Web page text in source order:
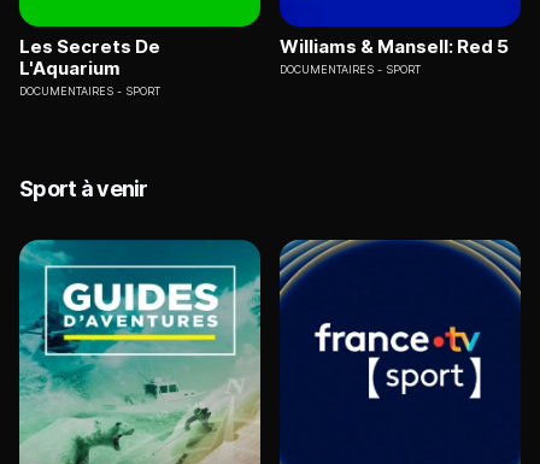
Les Secrets De
L'Aquarium
DOCUMENTAIRES SPORT
Williams & Mansell: Red 5
DOCUMENTAIRES SPORT
Sport à venir